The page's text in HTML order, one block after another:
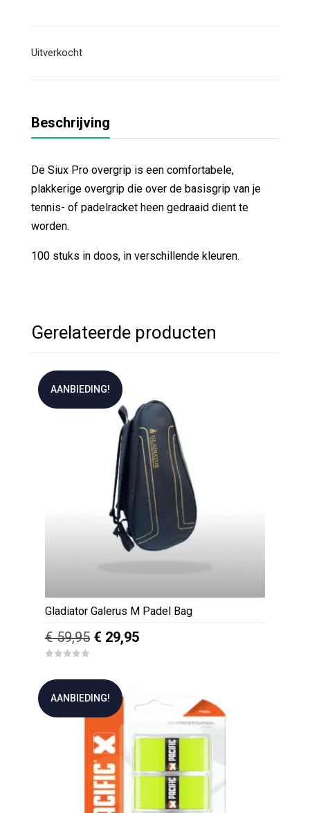
Uitverkocht
Beschrijving
De Siux Pro overgrip is een comfortabele,
plakkerige overgrip die over de basisgrip van je
tennis- of padelracket heen gedraaid dient te
worden.
100 stuks in doos, in verschillende kleuren.
Gerelateerde producten
AANBIEDING!
Gladiator Galerus M Padel Bag
€59,95 Oorspronkelijke
€ 59,95.
€ 29,95Huidige
u
5
AANBIEDING!